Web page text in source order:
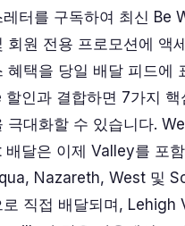
터를 구독하여 최신 Be
회원 전용 프로모션에 액
혜택을 당일 배달 피드에
할인과 결합하면 7가지 핵
극대화할 수 있습니다.
배달은 이제 Valley를 포
Nazareth, West 및
로 직접 배달되며, Lehigh